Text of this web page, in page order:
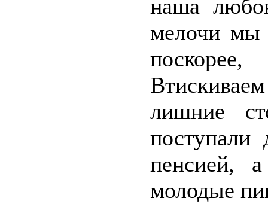
наша
мелочи мы
лишние
поступали
пенсией,
молодые